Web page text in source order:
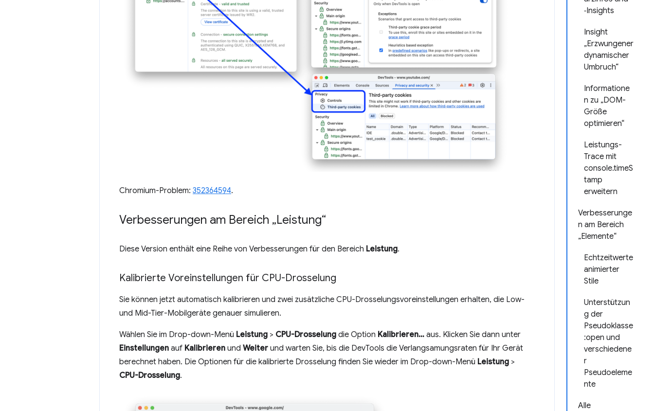
‑Insights
Insight
„Erzwungener
dynamischer
Umbruch“
Informatione
n zu „DOM-
Größe
optimieren“
Leistungs-
Trace mit
console.timeS
tamp
erweitern
Verbesserunge
n am Bereich
„Elemente“
Echtzeitwerte
animierter
Stile
Unterstützun
g der
Pseudoklasse
:open und
verschiedene
r
Pseudoeleme
nte
Alle
Chromium-Problem: 352364594.
Verbesserungen am Bereich „Leistung“
Diese Version enthält eine Reihe von Verbesserungen für den Bereich Leistung.
Kalibrierte Voreinstellungen für CPU-Drosselung
Sie können jetzt automatisch kalibrieren und zwei zusätzliche CPU-Drosselungsvoreinstellungen erhalten, die Low-
und Mid-Tier-Mobilgeräte genauer simulieren.
Wählen Sie im Drop-down-Menü Leistung > CPU-Drosselung die Option Kalibrieren… aus. Klicken Sie dann unter
Einstellungen auf Kalibrieren und Weiter und warten Sie, bis die DevTools die Verlangsamungsraten für Ihr Gerät
berechnet haben. Die Optionen für die kalibrierte Drosselung finden Sie wieder im Drop-down-Menü Leistung >
CPU-Drosselung.